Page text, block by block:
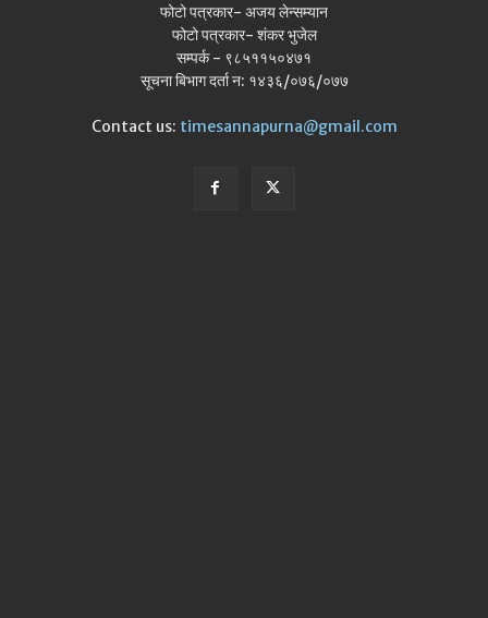
फोटो पत्रकार- अजय लेन्सम्यान
फोटो पत्रकार- शंकर भुजेल
सम्पर्क - ९८५११५०४७१
सूचना बिभाग दर्ता न: १४३६/०७६/०७७
Contact us: timesannapurna@gmail.com